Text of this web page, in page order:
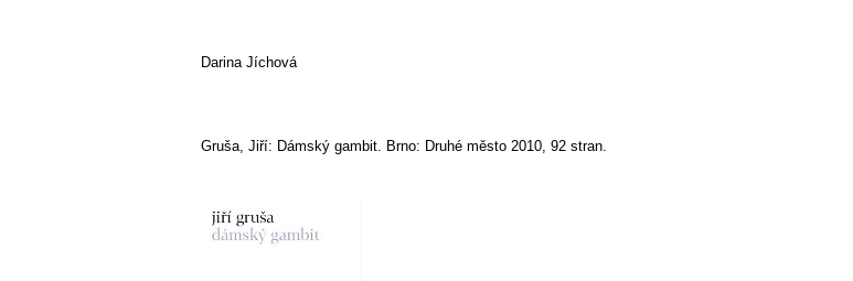
Darina Jíchová
Gruša, Jiří: Dámský gambit. Brno: Druhé město 2010, 92 stran.